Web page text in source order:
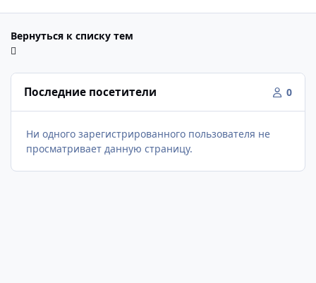
Вернуться к списку тем
Последние посетители 0
Ни одного зарегистрированного пользователя не
просматривает данную страницу.